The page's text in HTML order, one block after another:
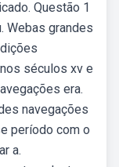
Questão 1
Webas grandes
séculos xv e
era.
navegações
período com o
a.